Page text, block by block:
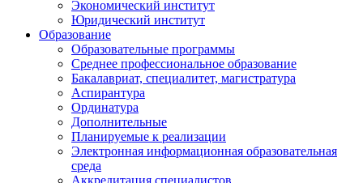
Экономический институт
Юридический институт
Образование
Образовательные программы
Среднее профессиональное образование
Бакалавриат, специалитет, магистратура
Аспирантура
Ординатура
Дополнительные
Планируемые к реализации
Электронная информационная образовательная
среда
Аккредитация специалистов